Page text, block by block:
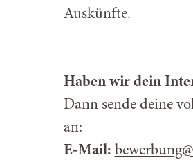
Auskünfte.
Haben wir dein
Dann sende deine
an:
E-Mail: